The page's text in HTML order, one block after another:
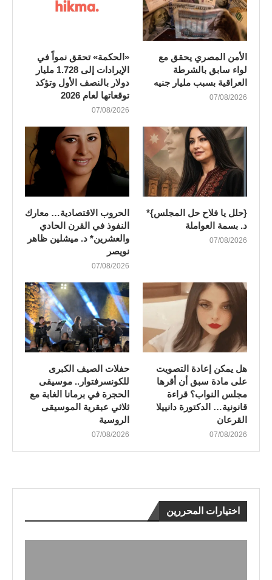
الأمن المصري يحقق مع
لواء سابق بالشرطة
العراقية بسبب مليار جنيه
07/08/2026
«الحكمة» تحقق نمواً في
الإيرادات إلى 1.728 مليار
دولار بالنصف الأول وتؤكد
توقعاتها لعام 2026
07/08/2026
{حلل يا فلاح حل المجلس}*
د. بسمة العواملة
07/08/2026
الحروب الاقتصادية… معارك
النفوذ في القرن الحادي
والعشرين* د. ميشلين ظاهر
نويصر
07/08/2026
هل يمكن إعادة التصويت
على مادة سبق أن أقرها
مجلس النواب؟ قراءة
قانونية… الدكتورة دانييلا
القرعان
07/08/2026
​حفلات الصيف الكبرى
للكونسرفتوار.. موسيقى
الحجرة في برمانا الغابة مع
ثلاثي عبقرية الموسيقى
الروسية
07/08/2026
اختيارات المحررين